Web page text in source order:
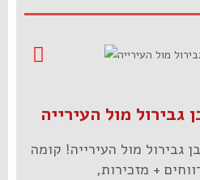
מול העירייה
גבירול מול העירייה! קומה
מרווחים + מזכירות,